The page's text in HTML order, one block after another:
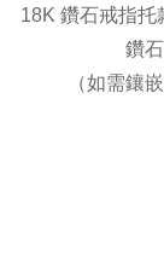
18K 鑽石戒指托
鑽
（如需鑲